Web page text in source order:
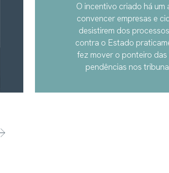
O incentivo criado há um
convencer empresas e
desistirem dos
contra o Estado
fez mover o ponteiro das
pendências nos